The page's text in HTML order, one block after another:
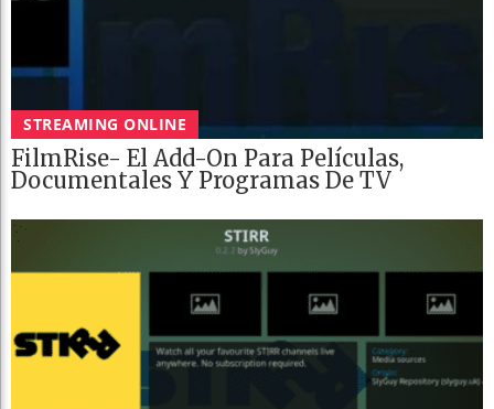
STREAMING ONLINE
FilmRise- El Add-On Para Películas,
Documentales Y Programas De TV